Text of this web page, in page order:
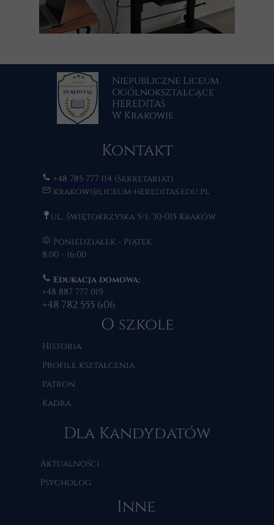
Niepubliczne Liceum
Ogólnokształcące
HEREDITAS
W Krakowie
Kontakt
+48 785 777 114 (Sekretariat)
krakow@liceum-hereditas.edu.pl
ul. Świętokrzyska 5/1, 30-015 Kraków
Poniedziałek - Piątek
8:00 - 16:00
Edukacja domowa:
+48 887 777 019
+48 782 555 606
Inne
Aktualności
Psycholog
Dla Kandydatów
O szkole
Historia
Profile kształcenia
Patron
Kadra